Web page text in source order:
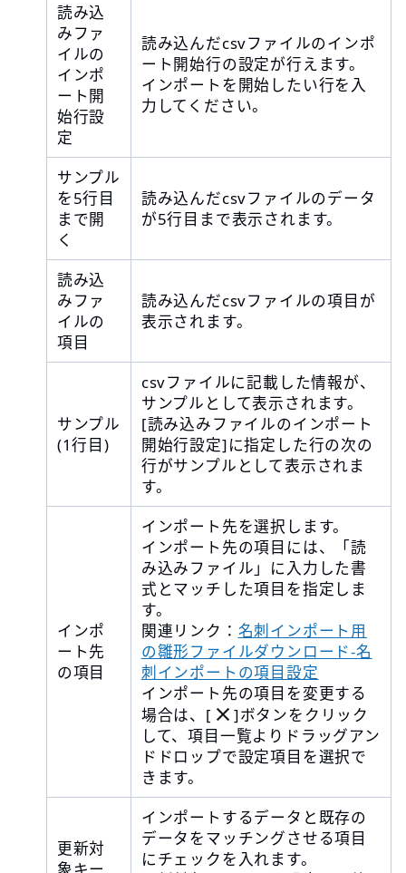
読み込
みファ
イルの
インポ
ート開
始行設
定
読み込んだcsvファイルのインポ
ート開始行の設定が行えます。
インポートを開始したい行を入
力してください。
サンプル
を5行目
まで開
く
読み込んだcsvファイルのデータ
が5行目まで表示されます。
読み込
みファ
イルの
項目
読み込んだcsvファイルの項目が
表示されます。
サンプル
(1行目)
csvファイルに記載した情報が、
サンプルとして表示されます。
[読み込みファイルのインポート
開始行設定]に指定した行の次の
行がサンプルとして表示されま
す。
インポ
ート先
の項目
インポート先を選択します。
インポート先の項目には、「読
み込みファイル」に入力した書
式とマッチした項目を指定しま
す。
関連リンク： 名刺インポート用
の雛形ファイルダウンロード-名
刺インポートの項目設定
インポート先の項目を変更する
場合は、[
]ボタンをクリック
して、項目一覧よりドラッグアン
ドドロップで設定項目を選択で
きます。
更新対
象キー
インポートするデータと既存の
データをマッチングさせる項目
にチェックを入れます。